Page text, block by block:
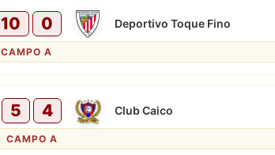
10 0 Deportivo Toque Fino
CAMPO A
5 4 Club Caico
CAMPO A